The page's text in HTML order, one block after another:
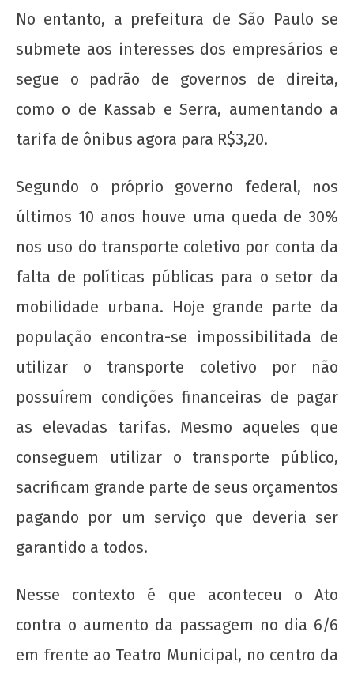
A Munição da Direita Não é Travesti
junho
2013
admin
7 de
junho
2013
wp-
admin
No entanto, a prefeitura de São Paulo se
submete aos interesses dos empresários e
segue o padrão de governos de direita,
como o de Kassab e Serra, aumentando a
tarifa de ônibus agora para R$3,20.
Segundo o próprio governo federal, nos
últimos 10 anos houve uma queda de 30%
nos uso do transporte coletivo por conta da
falta de políticas públicas para o setor da
mobilidade urbana. Hoje grande parte da
população encontra-se impossibilitada de
utilizar o transporte coletivo por não
possuírem condições financeiras de pagar
as elevadas tarifas. Mesmo aqueles que
conseguem utilizar o transporte público,
sacrificam grande parte de seus orçamentos
pagando por um serviço que deveria ser
garantido a todos.
Nesse contexto é que aconteceu o Ato
contra o aumento da passagem no dia 6/6
em frente ao Teatro Municipal, no centro da